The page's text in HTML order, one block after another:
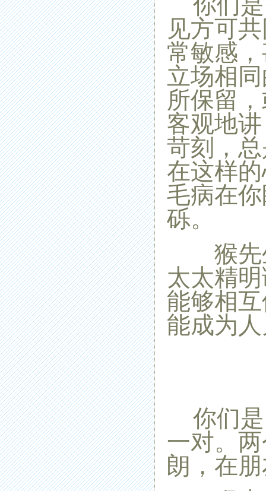
见方可
常敏感
立场相
所保留
客观地
苛刻，
在这样
毛病在
砾。
猴先生
太太精
能够相
能成为
你们是
一对。
朗，在